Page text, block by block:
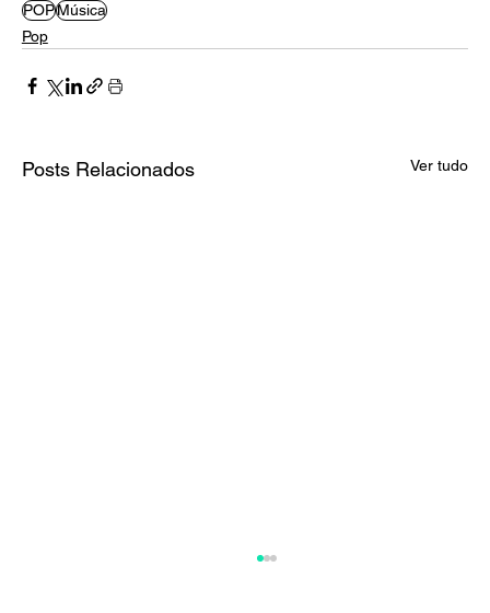
POPMúsica
Pop
Posts Relacionados Ver tudo